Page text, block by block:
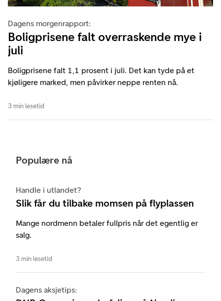
Dagens morgenrapport:
Boligprisene falt overraskende mye i
juli
Boligprisene falt 1,1 prosent i juli. Det kan tyde på et
kjøligere marked, men påvirker neppe renten nå.
3 min lesetid
Populære nå
Handle i utlandet?
Slik får du tilbake momsen på flyplassen
Mange nordmenn betaler fullpris når det egentlig er
salg.
3 min lesetid
Dagens aksjetips: